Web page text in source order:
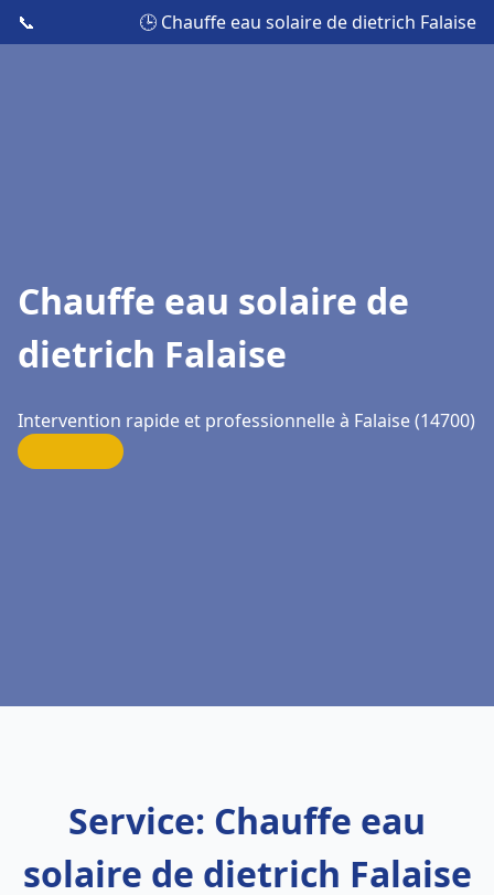
📞 🕒 Chauffe eau solaire de dietrich Falaise
Chauffe eau solaire de
dietrich Falaise
Intervention rapide et professionnelle à Falaise (14700)
Service: Chauffe eau
solaire de dietrich Falaise